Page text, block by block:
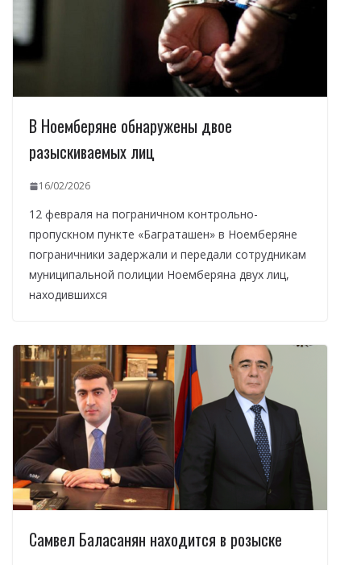
В Ноемберяне обнаружены двое
разыскиваемых лиц
16/02/2026
12 февраля на пограничном контрольно-
пропускном пункте «Баграташен» в Ноемберяне
пограничники задержали и передали сотрудникам
муниципальной полиции Ноемберяна двух лиц,
находившихся
Самвел Баласанян находится в розыске